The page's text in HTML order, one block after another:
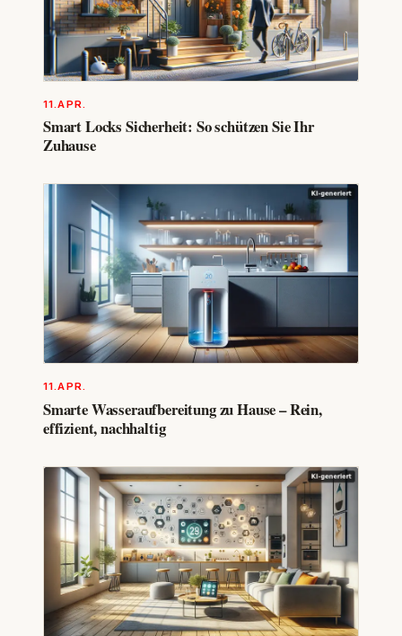
11.APR.
Smart Locks Sicherheit: So schützen Sie Ihr
Zuhause
11.APR.
Smarte Wasseraufbereitung zu Hause – Rein,
effizient, nachhaltig